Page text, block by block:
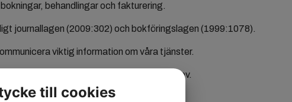
behandlingar och fakturering.
journallagen (2009:302) och bokföringslagen (1999:1078).
viktig information om våra tjänster.
eller utskick av nyhetsbrev.
till cookies